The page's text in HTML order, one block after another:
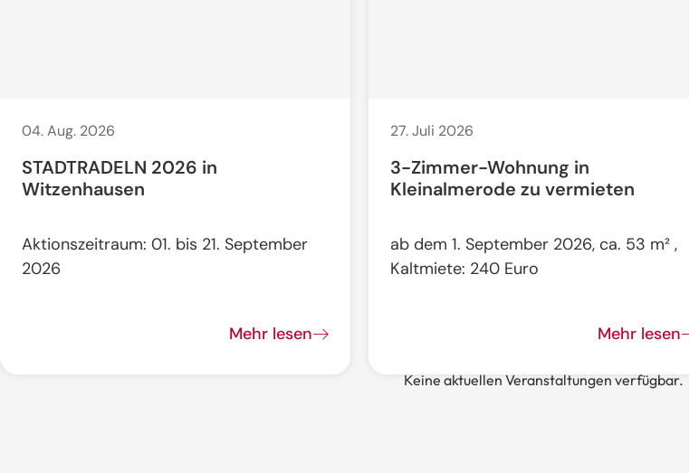
04. Aug. 2026
STADTRADELN 2026 in
Witzenhausen
Aktionszeitraum: 01. bis 21. September
2026
Mehr lesen
27. Juli 2026
3-Zimmer-Wohnung in
Kleinalmerode zu vermieten
ab dem 1. September 2026, ca. 53 m² ,
Kaltmiete: 240 Euro
Mehr lesen
Keine aktuellen Veranstaltungen verfügbar.